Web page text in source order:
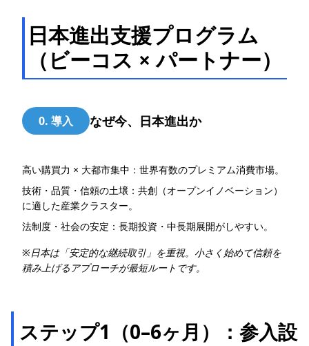
日本進出支援プログラム
（ビーコス × パートナー）
0. 導入 なぜ今、日本進出か
高い購買力 × 大都市集中：世界有数のプレミアム消費市場。
技術・品質・信頼の土壌：共創（オープンイノベーション）
に適した産業クラスター。
法制度・社会の安定：長期投資・中長期展開がしやすい。
※日本は「安定的な継続取引」を重視。小さく始めて信頼を
積み上げるアプローチが最短ルートです。
ステップ1（0–6ヶ月）：参入設